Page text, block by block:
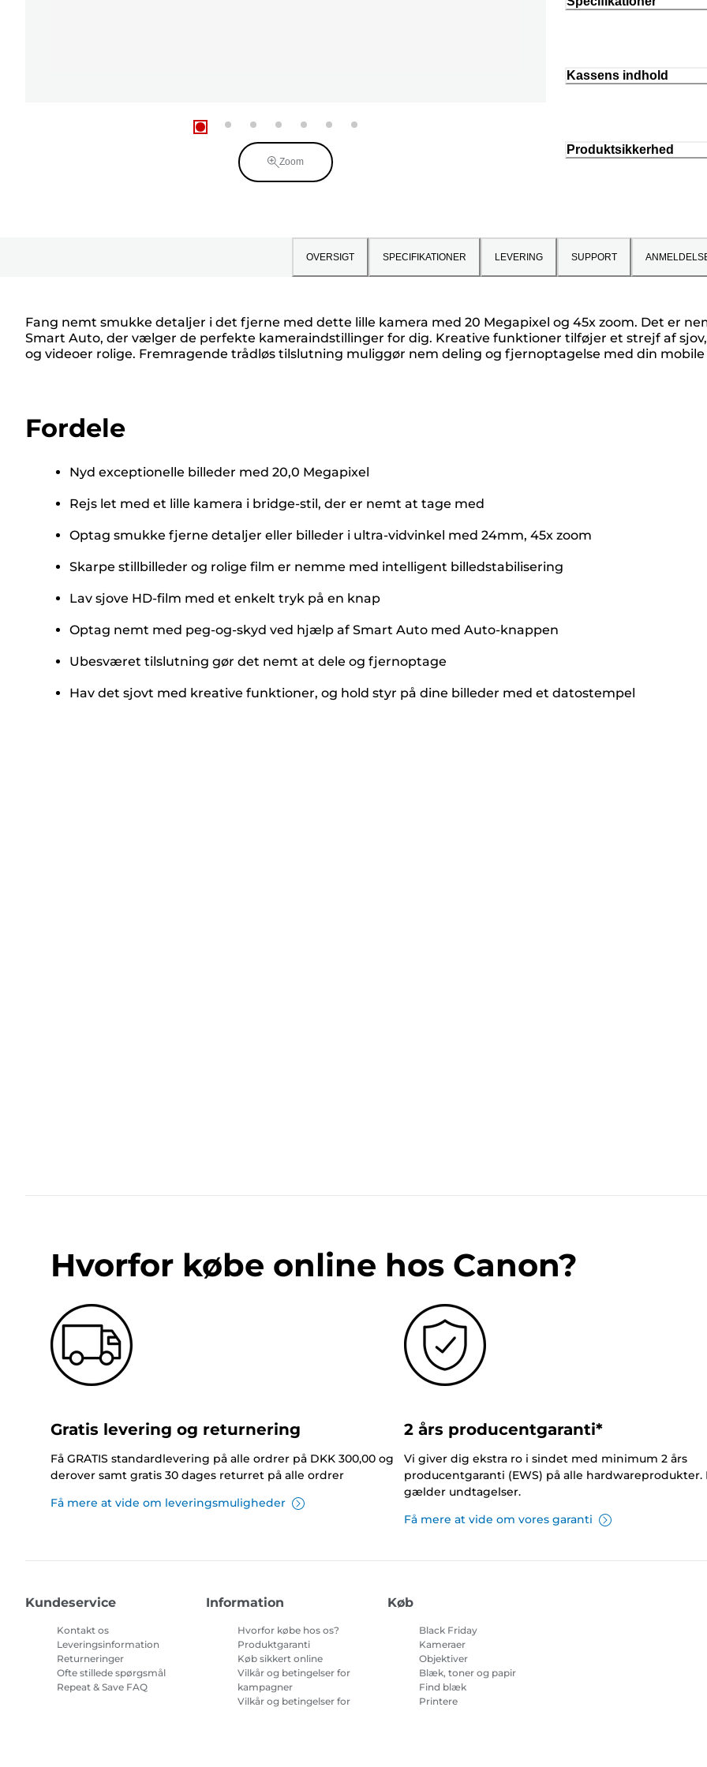
Zoom
Kassens indhold
Produktsikkerhed
OVERSIGT SPECIFIKATIONER LEVERING SUPPORT
Fang nemt smukke detaljer i det fjerne med dette lille kamera med 20 Megapixel og 45x zoom. Det er
Smart Auto, der vælger de perfekte kameraindstillinger for dig. Kreative funktioner tilføjer et strejf af
og videoer rolige. Fremragende trådløs tilslutning muliggør nem deling og fjernoptagelse med din mobile
Fordele
Nyd exceptionelle billeder med 20,0 Megapixel
Rejs let med et lille kamera i bridge-stil, der er nemt at tage med
Optag smukke fjerne detaljer eller billeder i ultra-vidvinkel med 24mm, 45x zoom
Skarpe stillbilleder og rolige film er nemme med intelligent billedstabilisering
Lav sjove HD-film med et enkelt tryk på en knap
Optag nemt med peg-og-skyd ved hjælp af Smart Auto med Auto-knappen
Ubesværet tilslutning gør det nemt at dele og fjernoptage
Hav det sjovt med kreative funktioner, og hold styr på dine billeder med et datostempel
Hvorfor købe online hos Canon?
Gratis levering og returnering
Få GRATIS standardlevering på alle ordrer på DKK 300,00 og
derover samt gratis 30 dages returret på alle ordrer
Få mere at vide om leveringsmuligheder
2 års producentgaranti*
Vi giver dig ekstra ro i sindet med minimum 2 års
producentgaranti (EWS) på alle hardwareprodukter.
gælder undtagelser.
Få mere at vide om vores garanti
Kundeservice
Kontakt os
Leveringsinformation
Returneringer
Ofte stillede spørgsmål
Repeat & Save FAQ
Information
Hvorfor købe hos os?
Produktgaranti
Køb sikkert online
Vilkår og betingelser for
kampagner
Vilkår og betingelser for
Køb
Black Friday
Kameraer
Objektiver
Blæk, toner og papir
Find blæk
Printere